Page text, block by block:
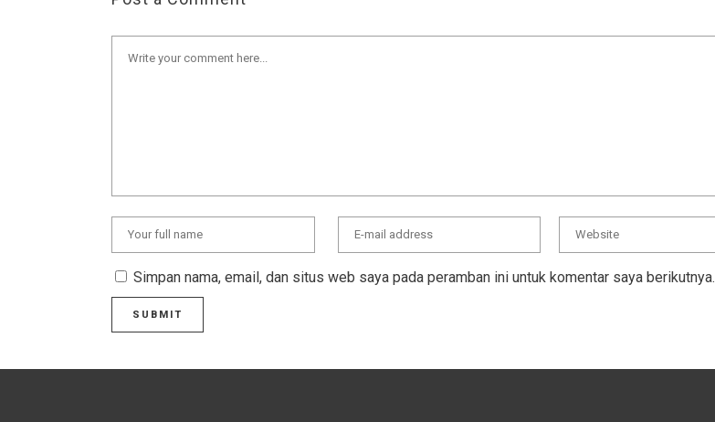
Simpan nama, email, dan situs web saya pada peramban ini untuk komentar saya berikutnya.